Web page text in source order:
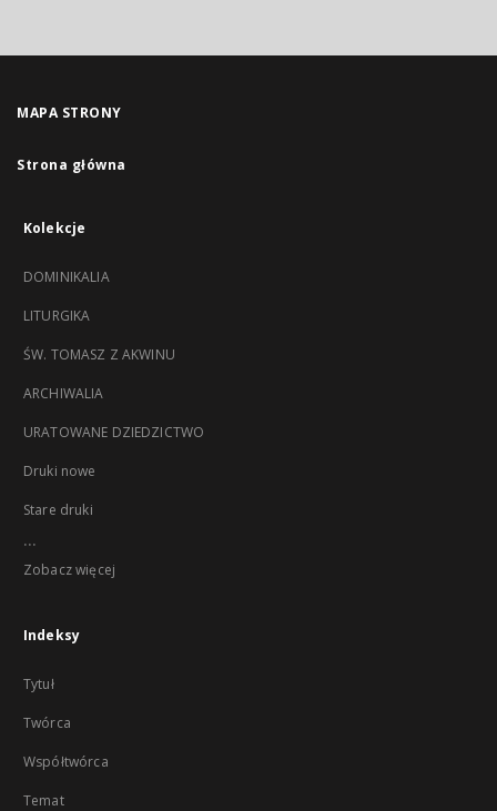
MAPA STRONY
Strona główna
Kolekcje
DOMINIKALIA
LITURGIKA
ŚW. TOMASZ Z AKWINU
ARCHIWALIA
URATOWANE DZIEDZICTWO
Druki nowe
Stare druki
...
Zobacz więcej
Indeksy
Tytuł
Twórca
Współtwórca
Temat